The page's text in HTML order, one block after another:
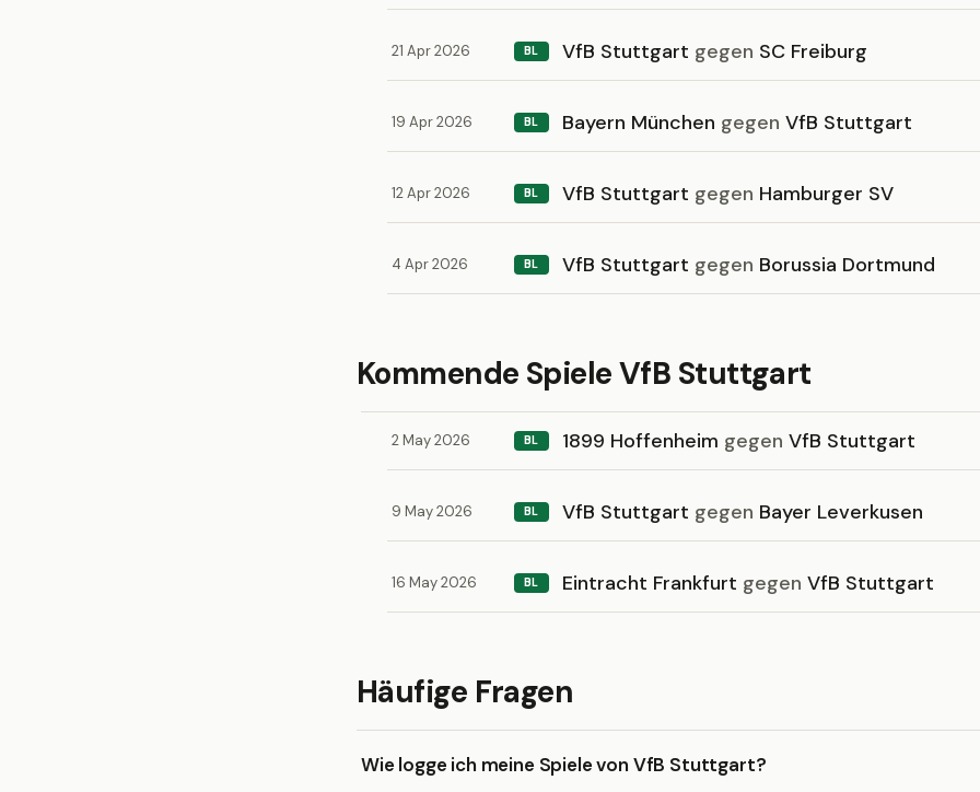
21 Apr 2026 BL VfB Stuttgart gegen SC Freiburg
19 Apr 2026 BL Bayern München gegen VfB Stuttgart
12 Apr 2026 BL VfB Stuttgart gegen Hamburger SV
4 Apr 2026 BL VfB Stuttgart gegen Borussia Dortmund
Kommende Spiele VfB Stuttgart
2 May 2026 BL 1899 Hoffenheim gegen VfB Stuttgart
9 May 2026 BL VfB Stuttgart gegen Bayer Leverkusen
16 May 2026 BL Eintracht Frankfurt gegen VfB Stuttgart
Häufige Fragen
Wie logge ich meine Spiele von VfB Stuttgart?